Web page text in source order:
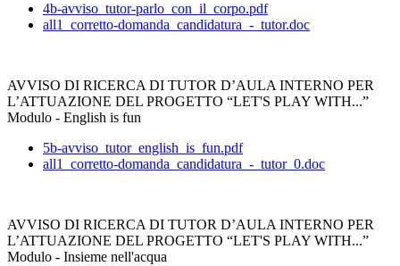
4b-avviso_tutor-parlo_con_il_corpo.pdf
all1_corretto-domanda_candidatura_-_tutor.doc
AVVISO DI RICERCA DI TUTOR D’AULA INTERNO PER
L’ATTUAZIONE DEL PROGETTO “LET'S PLAY WITH...”
Modulo - English is fun
5b-avviso_tutor_english_is_fun.pdf
all1_corretto-domanda_candidatura_-_tutor_0.doc
AVVISO DI RICERCA DI TUTOR D’AULA INTERNO PER
L’ATTUAZIONE DEL PROGETTO “LET'S PLAY WITH...”
Modulo - Insieme nell'acqua